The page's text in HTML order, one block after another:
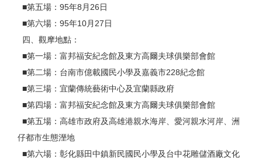
■第五場：95年8月26日
■第六場：95年10月27日
四、觀摩地點：
■第一場：富邦福安紀念館及東方高爾夫球俱樂部會館
■第二場：台南市億載國民小學及嘉義市228紀念館
■第三場：宜蘭傳統藝術中心及宜蘭縣政府
■第四場：富邦福安紀念館及東方高爾夫球俱樂部會館
■第五場：高雄市政府及高雄港親水海岸、愛河親水河岸、洲
仔都市生態溼地
■第六場：彰化縣田中鎮新民國民小學及台中花雕儲酒廠文化